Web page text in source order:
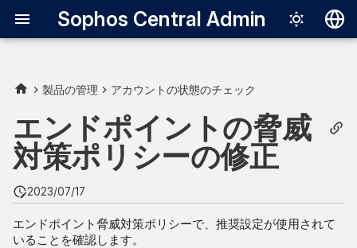
Sophos Central Admin
Español
Français
Italiano
日本語
한국어
手動で修正
製品の管理 アカウントの状態のチェック
エンドポイントの脅威
対策ポリシーの修正
2023/07/17
エンドポイント脅威対策ポリシーで、推奨設定が使用されて
いることを確認します。